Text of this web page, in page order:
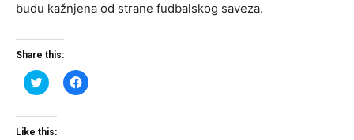
budu kažnjena od strane fudbalskog saveza.
Share this:
Click
to
Twitter
(Opens
Click
to
Like this: